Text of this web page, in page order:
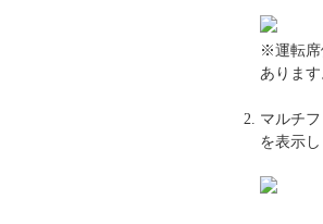
※運転席
ありま
マルチ
を表示